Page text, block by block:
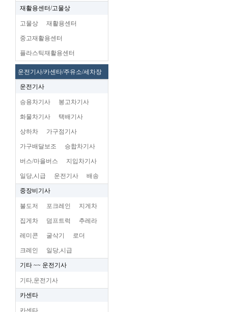
재활용센터/고물상
고물상 재활용센터
중고재활용센터
플라스틱재활용센터
운전기사/카센타/주유소/세차장
운전기사
승용차기사 봉고차기사
화물차기사 택배기사
상하차 가구점기사
가구배달보조 승합차기사
버스/마을버스 지입차기사
일당,시급 운전기사 배송
중장비기사
불도저 포크레인 지게차
집게차 덤프트럭 추레라
레미콘 굴삭기 로더
크레인 일당,시급
기타 ~~ 운전기사
기타,운전기사
카센타
카센타